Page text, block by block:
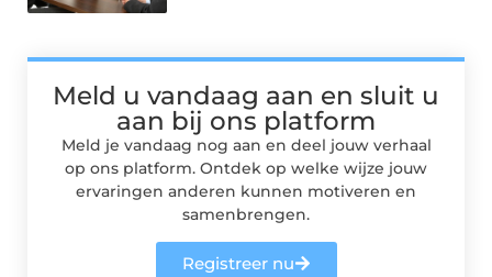
Meld u vandaag aan en sluit u
aan bij ons platform
Meld je vandaag nog aan en deel jouw verhaal
op ons platform. Ontdek op welke wijze jouw
ervaringen anderen kunnen motiveren en
samenbrengen.
Registreer nu